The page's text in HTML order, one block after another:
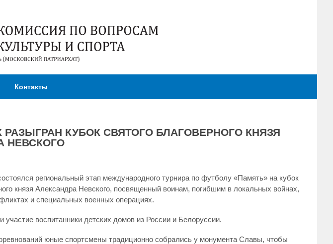
Контакты
КУБОК СВЯТОГО БЛАГОВЕРНОГО КНЯЗЯ
НЕВСКОГО
региональный этап международного турнира по футболу «Память» на кубок
князя Александра Невского, посвященный воинам, погибшим в локальных войнах,
и специальных военных операциях.
участие воспитанники детских домов из России и Белоруссии.
юные спортсмены традиционно собрались у монумента Славы, чтобы